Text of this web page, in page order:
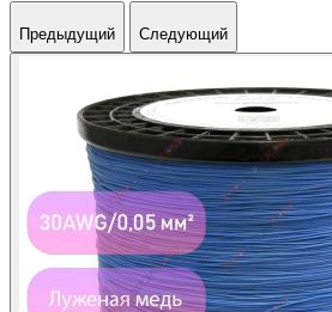
Предыдущий Следующий